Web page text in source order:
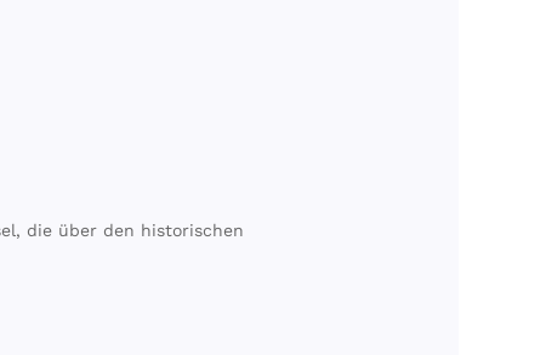
die über den historischen